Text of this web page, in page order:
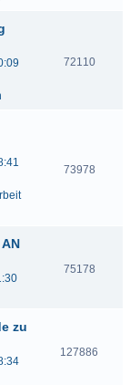
72110
73978
75178
zu
127886